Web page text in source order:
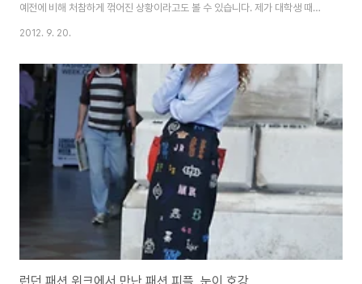
예전에 비해 처참하게 꺾어진 상황이라고도 볼 수 있습니다. 제가 대학생 때만
하더라도 그 당시에는 버버리 가방은 정말 인기가 많았어요. 저 역시 영국 출장
든요. 하지만 요즘 제 주변에는 버버리 가방을 들고 다니는 사람들이 거의 없을
정도로 인기가 없는 것을 알 수 있습니다. 아마도 버버리 인기 몰락의 이유 중
하나가 "버버리 패턴" 인것 같은데요, 패턴이 다소 지루하고 유행이 지난 느낌
과 함께 사람들의 취향은 계속 변하는데, 버버리는 대중들의 기호를 외면한 것
같습니다. ..
2012. 9. 20.